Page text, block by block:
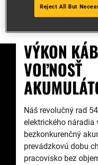
VÝKON
VOĽNOSŤ
Náš revolučný rad
elektrického náradia
bezkonkurenčný
prevádzkovú dobu
pracovisko bez
Reject All But